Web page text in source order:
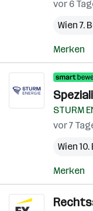
vor 6
Wien 7.
Merken
STURM
vor 7
Wien
Merken